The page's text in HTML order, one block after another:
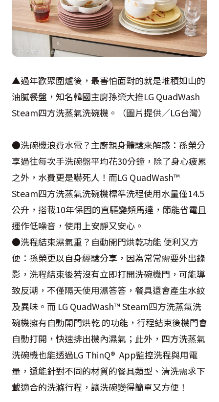
▲過年歡聚圍爐後，最害怕面對的就是堆積如山的
油膩餐盤，知名韓國主廚孫榮大推LG QuadWash
Steam四方洗蒸氣洗碗機。（圖片提供／LG台灣）
●洗碗機浪費水電？主廚親身體驗來解惑：孫榮分
享過往每次手洗碗盤平均花30分鐘，除了身心疲累
之外，水費更是嚇死人！而LG QuadWash™
Steam四方洗蒸氣洗碗機標準洗程使用水量僅14.5
公升，搭載10年保固的直驅變頻馬達，節能省電且
運作低噪音，使用上安靜又安心。
●洗程結束濕氣重？自動開門烘乾功能 便利又方
便：孫榮更以自身經驗分享，因為常常需要外出錄
影，洗程結束後若沒有立即打開洗碗機門，可能導
致反潮，不僅隔天使用濕答答，餐具還會產生水紋
及異味。而 LG QuadWash™ Steam四方洗蒸氣洗
碗機擁有自動開門烘乾 的功能，行程結束後機門會
自動打開，快速排出機內濕氣；此外，四方洗蒸氣
洗碗機也能透過LG ThinQ® App監控洗程與用電
量，還能針對不同的材質的餐具類型、清洗需求下
載適合的洗滌行程，讓洗碗變得簡單又方便！